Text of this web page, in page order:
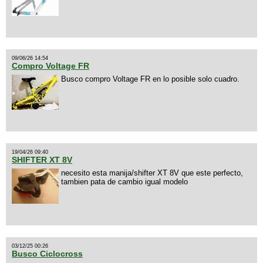
09/06/26 14:54
Compro Voltage FR
Busco compro Voltage FR en lo posible solo cuadro.
19/04/26 09:40
SHIFTER XT 8V
necesito esta manija/shifter XT 8V que este perfecto,
tambien pata de cambio igual modelo
03/12/25 00:26
Busco Ciclocross